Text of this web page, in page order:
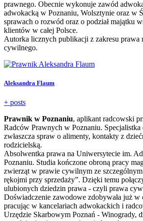
prawnego. Obecnie wykonuje zawód
adwokacką w Poznaniu, Wolsztynie oraz w
sprawach o rozwód oraz o podział majątku
klientów w całej Polsce.
Autorka licznych publikacji z zakresu prawa
cywilnego.
Aleksandra Flaum
+ posts
Prawnik w Poznaniu, aplikant radcowski
Radców Prawnych w Poznaniu.
zwłaszcza spraw o alimenty, kontakty z
rodzicielską.
Absolwentka prawa na Uniwersytecie im.
Poznaniu. Studia kończone obroną pracy
zwierząt w prawie cywilnym ze
rękojmi przy sprzedaży”. Dzięki temu
ulubionych dziedzin prawa - czyli prawa
Doświadczenie zawodowe zdobywała już w
pracując w kancelariach adwokackich i
Urzędzie Skarbowym Poznań - Winogrady,